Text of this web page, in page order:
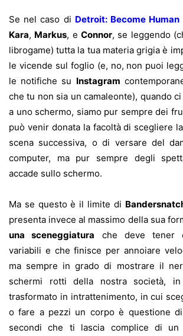
Se nel caso di Detroit: Become Human
Kara, Markus, e Connor, se leggendo
librogame) tutta la tua materia grigia è
le vicende sul foglio (e, no, non puoi
le notifiche su Instagram
che tu non sia un camaleonte), quando
a uno schermo, siamo pur sempre dei
può venir donata la facoltà di scegliere
scena successiva, o di versare del
computer, ma pur sempre degli
accade sullo schermo.
Ma se questo è il limite di
presenta invece al massimo della sua
una sceneggiatura che deve tener
variabili e che finisce per annoiare
ma sempre in grado di mostrare il
schermi rotti della nostra società,
trasformato in intrattenimento, in cui
o fare a pezzi un corpo è questione
secondi che ti lascia complice di un